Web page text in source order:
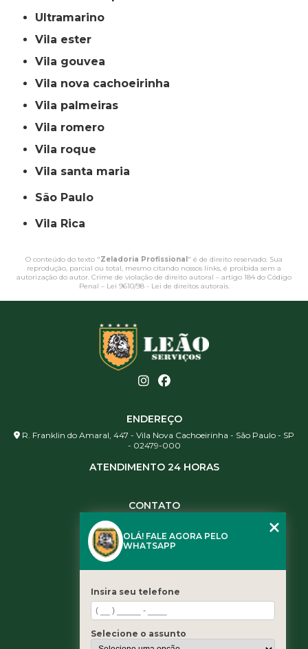
ultramarino
vila ester
vila gouvea
vila nova cachoeirinha
vila palmeiras
vila romero
vila roque
vila santa maria
São Paulo
Vila Rica
O conteúdo do texto "Zeladoria Profissional " é de direito reservado. Sua
reprodução, parcial ou total, mesmo citando nossos links, é proibida sem a
autorização do autor. Crime de violação de direito autoral – artigo 184 do Código
Penal – Lei 9610/98 - Lei de direitos autorais.
ENDEREÇO
R. Franklin do Amaral, 447 - Vila Nova Cachoeirinha - São Paulo - SP
- 02479-000
ATENDIMENTO 24 HORAS
CONTATO
(11) 3461-5871
contato@leaoservicos.com.br
Home
Quem somos
OLÁ! FALE AGORA PELO
WHATSAPP
Insira seu telefone
Selecione o assunto